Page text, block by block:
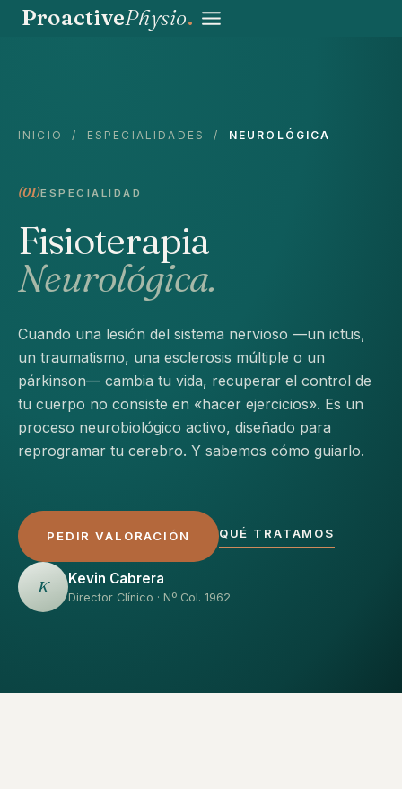
SaltarProactivePhysio.
INICIO / ESPECIALIDADES / NEUROLÓGICA
(01)ESPECIALIDAD
Fisioterapia
Neurológica.
Cuando una lesión del sistema nervioso —un ictus,
un traumatismo, una esclerosis múltiple o un
párkinson— cambia tu vida, recuperar el control de
tu cuerpo no consiste en «hacer ejercicios». Es un
proceso neurobiológico activo, diseñado para
reprogramar tu cerebro. Y sabemos cómo guiarlo.
PEDIR VALORACIÓN QUÉ TRATAMOS
K Kevin Cabrera
Director Clínico · Nº Col. 1962